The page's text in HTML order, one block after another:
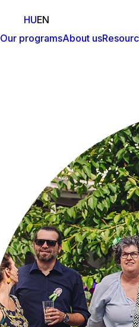
HUEN
Our programsAbout us